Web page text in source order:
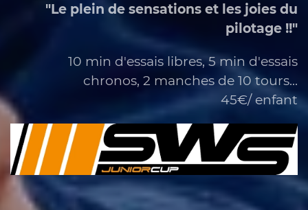
"Le plein de sensations et les joies du
pilotage !!"
10 min d'essais libres, 5 min d'essais
chronos, 2 manches de 10 tours...
45€/ enfant